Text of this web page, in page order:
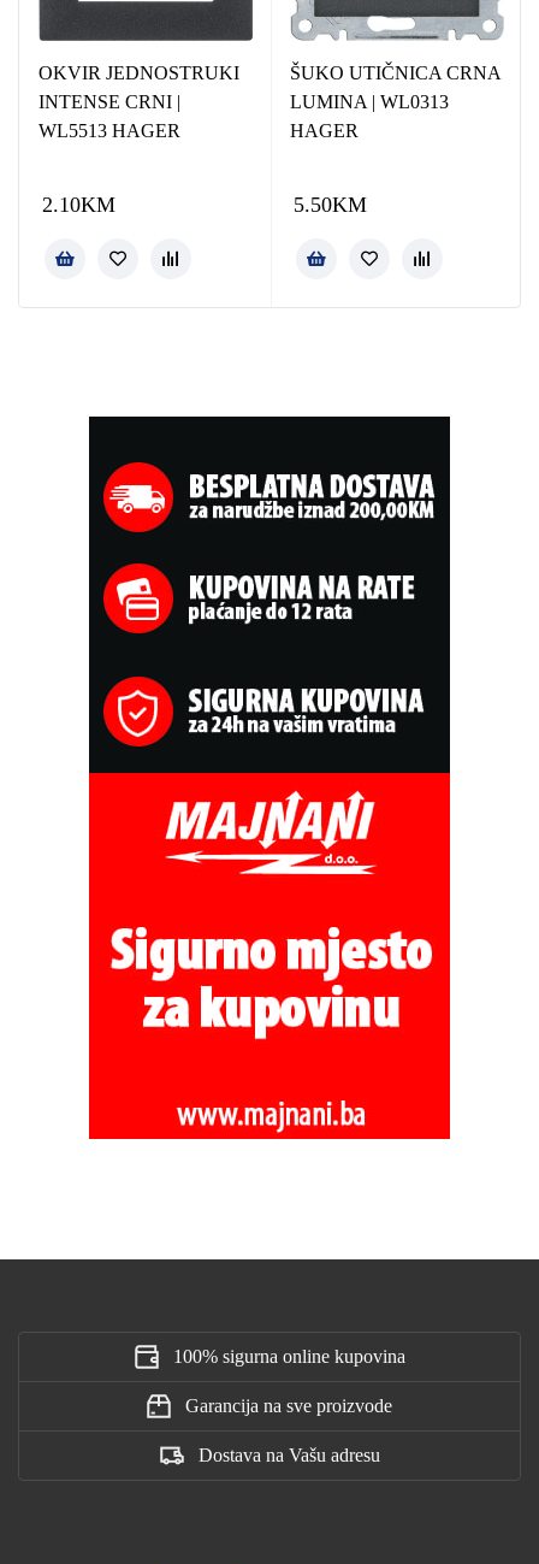
OKVIR JEDNOSTRUKI
INTENSE CRNI |
WL5513 HAGER
2.10KM
ŠUKO UTIČNICA CRNA
LUMINA | WL0313
HAGER
5.50KM
100% sigurna online kupovina
Garancija na sve proizvode
Dostava na Vašu adresu